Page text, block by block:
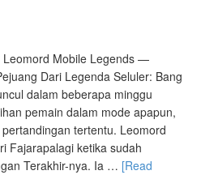
Leomord Mobile Legends —
Dari Legenda Seluler: Bang
dalam beberapa minggu
pemain dalam mode apapun,
tertentu. Leomord
Fajarapalagi ketika sudah
Terakhir-nya. Ia … [Read